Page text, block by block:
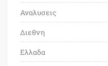
Αναλυσεις
Διεθνη
Ελλαδα